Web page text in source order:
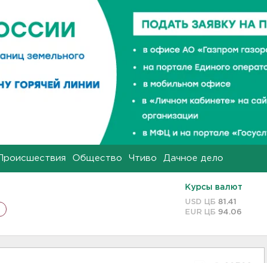
Происшествия Общество Чтиво Дачное дело
Курсы валют
USD ЦБ 81.41
EUR ЦБ 94.06